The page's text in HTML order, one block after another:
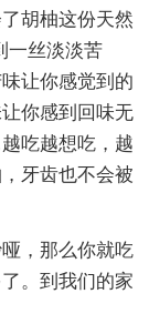
胡柚这份天然
一丝淡淡苦
让你感觉到的
你感到回味无
吃越想吃，越
牙齿也不会被
，那么你就吃
。到我们的家